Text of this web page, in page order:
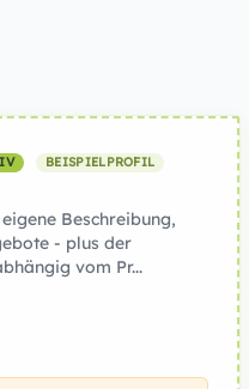
BEISPIELPROFIL
Beschreibung,
- plus der
vom Pr...